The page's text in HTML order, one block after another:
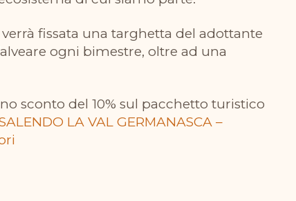
fissata una targhetta del adottante
ogni bimestre, oltre ad una
sconto del 10% sul pacchetto turistico
LA VAL GERMANASCA –